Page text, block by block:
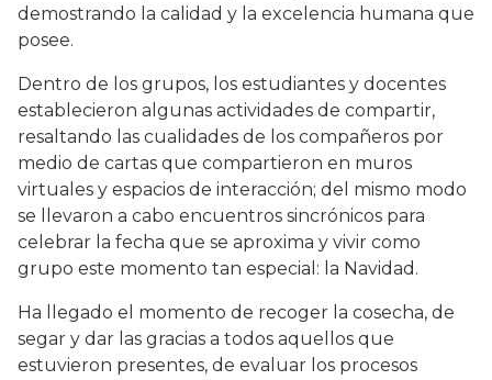
demostrando la calidad y la excelencia humana que
posee.
Dentro de los grupos, los estudiantes y docentes
establecieron algunas actividades de compartir,
resaltando las cualidades de los compañeros por
medio de cartas que compartieron en muros
virtuales y espacios de interacción; del mismo modo
se llevaron a cabo encuentros sincrónicos para
celebrar la fecha que se aproxima y vivir como
grupo este momento tan especial: la Navidad.
Ha llegado el momento de recoger la cosecha, de
segar y dar las gracias a todos aquellos que
estuvieron presentes, de evaluar los procesos